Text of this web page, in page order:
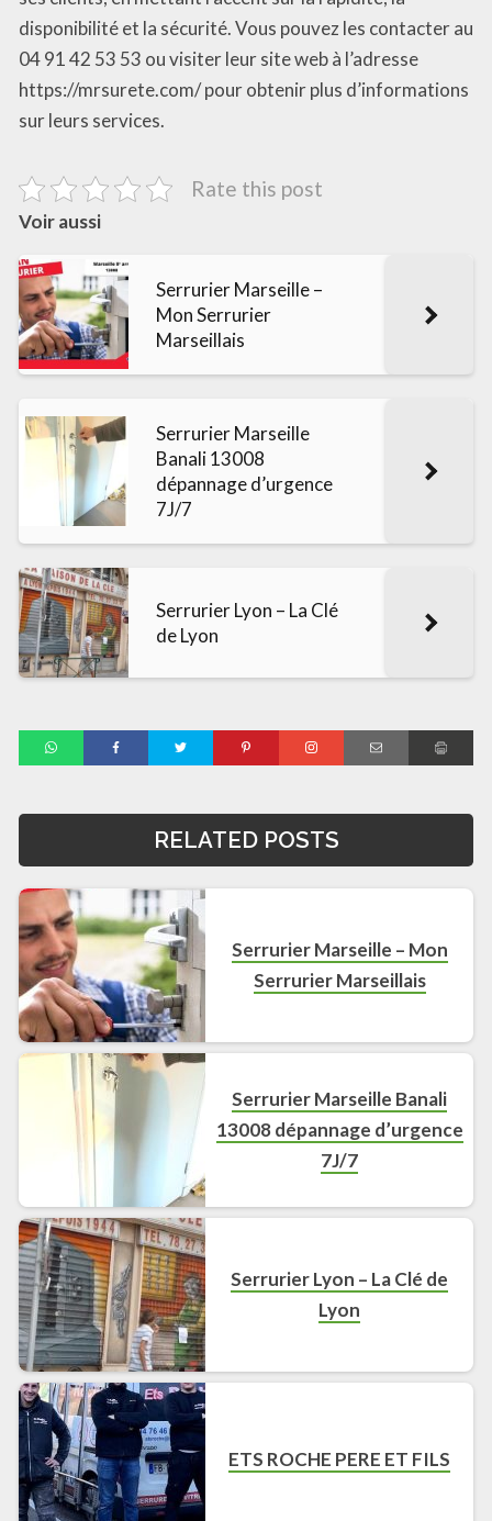
disponibilité et la sécurité. Vous pouvez les contacter au
04 91 42 53 53 ou visiter leur site web à l’adresse
https://mrsurete.com/ pour obtenir plus d’informations
sur leurs services.
Rate this post
Voir aussi
Serrurier Marseille –
Mon Serrurier
Marseillais
Serrurier Marseille
Banali 13008
dépannage d’urgence
7J/7
Serrurier Lyon – La Clé
de Lyon
RELATED POSTS
Serrurier Marseille – Mon
Serrurier Marseillais
Serrurier Marseille Banali
13008 dépannage d’urgence
7J/7
Serrurier Lyon – La Clé de
Lyon
ETS ROCHE PERE ET FILS